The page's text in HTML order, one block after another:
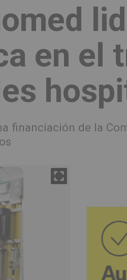
en el
financiación de la